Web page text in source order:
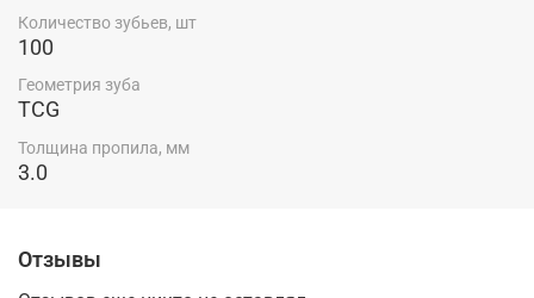
Количество зубьев, шт
100
Геометрия зуба
TCG
Толщина пропила, мм
3.0
Отзывы